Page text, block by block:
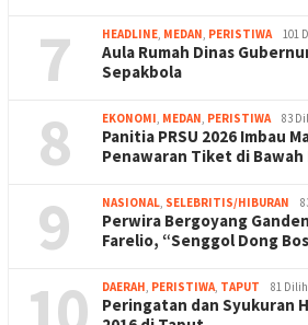
7 HEADLINE, MEDAN, PERISTIWA 101
Aula Rumah Dinas
Sepakbola
8 EKONOMI, MEDAN, PERISTIWA 83
Panitia PRSU 2026 Imbau
Penawaran Tiket di Bawah
9 NASIONAL, SELEBRITIS/HIBURAN
Perwira Bergoyang
Farelio, “Senggol Dong
DAERAH, PERISTIWA, TAPUT 81
Peringatan dan Syukuran